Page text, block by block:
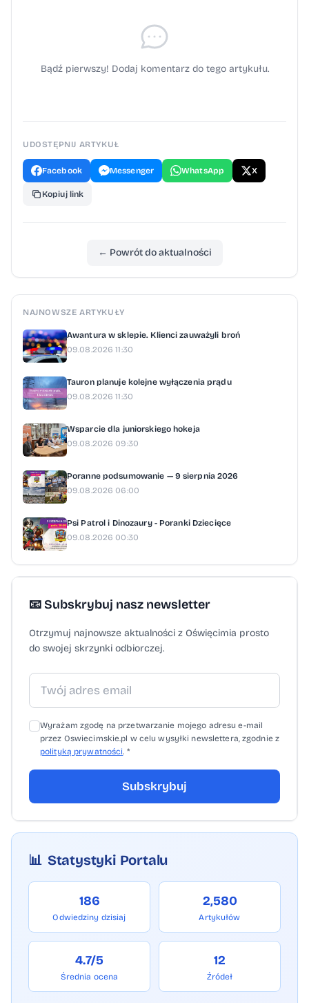
Bądź pierwszy! Dodaj komentarz do tego artykułu.
UDOSTĘPNIJ ARTYKUŁ
Facebook Messenger WhatsApp X
Kopiuj link
← Powrót do aktualności
NAJNOWSZE ARTYKUŁY
Awantura w sklepie. Klienci zauważyli broń
09.08.2026 11:30
Tauron planuje kolejne wyłączenia prądu
09.08.2026 11:30
Wsparcie dla juniorskiego hokeja
09.08.2026 09:30
Poranne podsumowanie — 9 sierpnia 2026
09.08.2026 06:00
Psi Patrol i Dinozaury - Poranki Dziecięce
09.08.2026 00:30
📧 Subskrybuj nasz newsletter
Otrzymuj najnowsze aktualności z Oświęcimia prosto
do swojej skrzynki odbiorczej.
Wyrażam zgodę na przetwarzanie mojego adresu e-mail
przez Oswiecimskie.pl w celu wysyłki newslettera, zgodnie z
polityką prywatności. *
Subskrybuj
📊 Statystyki Portalu
186
Odwiedziny dzisiaj
2,580
Artykułów
4.7/5
Średnia ocena
12
Źródeł